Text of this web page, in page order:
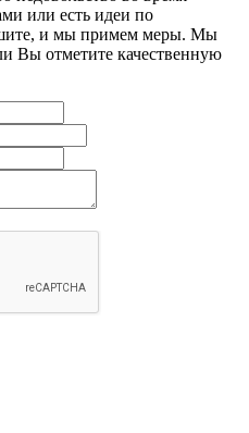
или есть идеи по
и мы примем меры. Мы
Вы отметите качественную